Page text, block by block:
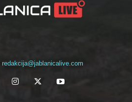
redakcija@jablanicalive.com